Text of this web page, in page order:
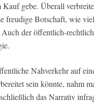
Kauf gebe. Überall
freudige Botschaft, wie
Auch der öffentlich-
Nahverkehr auf
sein könnte, nahm
das Narrativ